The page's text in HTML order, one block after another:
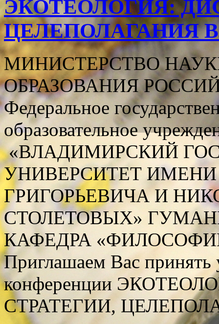
ЭКОТЕОЛОГИЯ:
ЦЕЛЕПОЛАГАНИЯ
МИНИСТЕРСТВО
ОБРАЗОВАНИЯ
Федеральное
образовательное
«ВЛАДИМИРСКИЙ
УНИВЕРСИТЕТ
ГРИГОРЬЕВИЧА И
СТОЛЕТОВЫХ»
КАФЕДРА
Приглашаем Вас принять
конференции
СТРАТЕГИИ,